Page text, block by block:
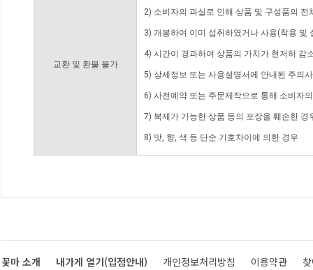
교환 및 환불 불가
2) 소비자의 과실로 인해 상품 및 구성품의
3) 개봉하여 이미 섭취하였거나 사용(착용 및
4) 시간이 경과하여 상품의 가치가 현저히 감
5) 상세정보 또는 사용설명서에 안내된 주의
6) 사전예약 또는 주문제작으로 통해 소비자
7) 복제가 가능한 상품 등의 포장을 훼손한 경
8) 맛, 향, 색 등 단순 기호차이에 의한 경우
꽃마 소개 내가게 열기(입점안내) 개인정보처리방침 이용약관